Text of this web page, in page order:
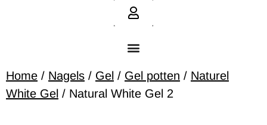
Home / Nagels / Gel / Gel potten / Naturel
White Gel / Natural White Gel 2